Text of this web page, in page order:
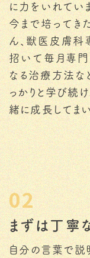
に力をいれてい
今まで培ってき
ん、獣医皮膚
招いて毎月専門
なる治療方法な
っかりと学び続
緒に成長してまい
02
まずは丁寧
自分の言葉で説